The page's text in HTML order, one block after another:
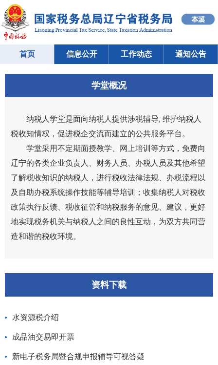
首页 信息公开 工作动态 通知公告
学堂概况
纳税人学堂是面向纳税人提供涉税辅导, 维护纳税人
税收知情权，促进税企交流而建立的公共服务平台。
学堂采用不定期面授教学、网上培训等方式，免费向
辽宁的各类企业负责人、财务人员、办税人员及其他希望
了解税收知识的纳税人，进行税收法律法规、办税流程以
及自助办税系统操作技能等辅导培训；收集纳税人对税收
政策执行反馈、税收征管和纳税服务的意见、建议，更好
地实现税务机关与纳税人之间的良性互动，为双方共同营
造和谐的税收环境。
资料下载
水资源税介绍
成品油交易即开票
新电子税务局暨合规申报辅导可视答疑